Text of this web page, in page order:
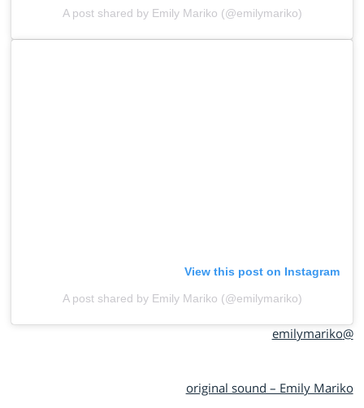
A post shared by Emily Mariko (@emilymariko)
View this post on Instagram
A post shared by Emily Mariko (@emilymariko)
@emilymariko
original sound – Emily Mariko